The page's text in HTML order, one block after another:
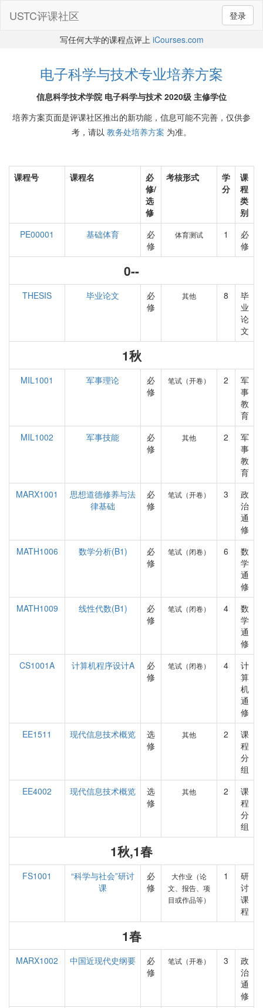
登录
USTC评课社区
写任何大学的课程点评上 iCourses.com
电子科学与技术专业培养方案
信息科学技术学院 电子科学与技术 2020级 主修学位
培养方案页面是评课社区推出的新功能，信息可能不完善，仅供参
考，请以 教务处培养方案 为准。
课程号 课程名
必
修/
选
修
考核形式
学
分
课
程
类
别
PE00001
基础体育
必
修
体育测试 1
必
修
0--
THESIS 毕业论文
必
修
其他 8
毕
业
论
文
1秋
MIL1001 军事理论
必
修
笔试（开卷） 2
军
事
教
育
MIL1002
军事技能
必
修
其他 2
军
事
教
育
MARX1001
思想道德修养与法
律基础
必
修
笔试（开卷） 3
政
治
通
修
MATH1006
数学分析(B1)
必
修
笔试（闭卷） 6
数
学
通
修
MATH1009
线性代数(B1)
必
修
笔试（闭卷） 4
数
学
通
修
CS1001A
计算机程序设计A
必
修
笔试（闭卷） 4
计
算
机
通
修
EE1511
现代信息技术概览
选
修
其他 2
课
程
分
组
EE4002
现代信息技术概览
选
修
其他 2
课
程
分
组
1秋,1春
FS1001
“科学与社会”研讨
课
必
修
大作业（论
文、报告、项
目或作品等）
1
研
讨
课
程
1春
MARX1002 中国近现代史纲要
必
修
笔试（开卷） 3
政
治
通
修